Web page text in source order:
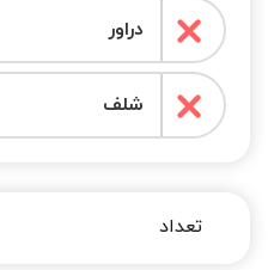
دراور
شلف